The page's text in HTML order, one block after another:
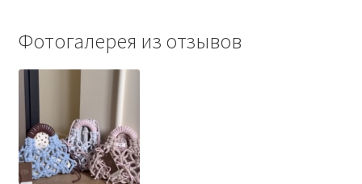
Фотогалерея из отзывов